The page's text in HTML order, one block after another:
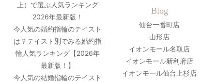
上）で選ぶ人気ランキング
2026年最新版！
今人気の婚約指輪のテイスト
は？テイスト別でみる婚約指
輪人気ランキング【2026年
最新版！】
今人気の結婚指輪のテイスト
Blog
仙台一番町店
山形店
イオンモール名取店
イオンモール新利府店
イオンモール仙台上杉店